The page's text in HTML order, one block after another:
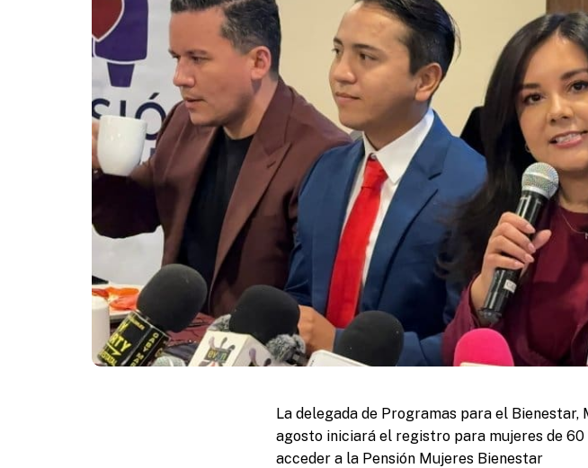
La delegada de Programas para el Bienestar,
agosto iniciará el registro para mujeres de 60
acceder a la Pensión Mujeres Bienestar